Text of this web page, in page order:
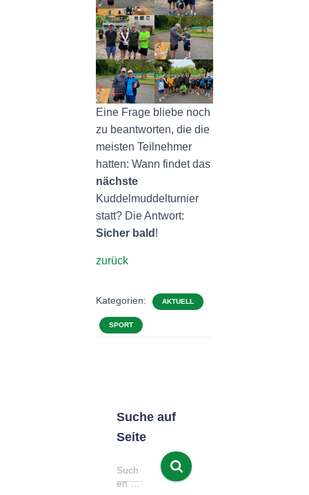
Eine Frage bliebe noch
zu beantworten, die die
meisten Teilnehmer
hatten: Wann findet das
nächste
Kuddelmuddelturnier
statt? Die Antwort:
Sicher bald !
zurück
Kategorien: AKTUELL
SPORT
Suche auf
Seite
S
u
Such
en …